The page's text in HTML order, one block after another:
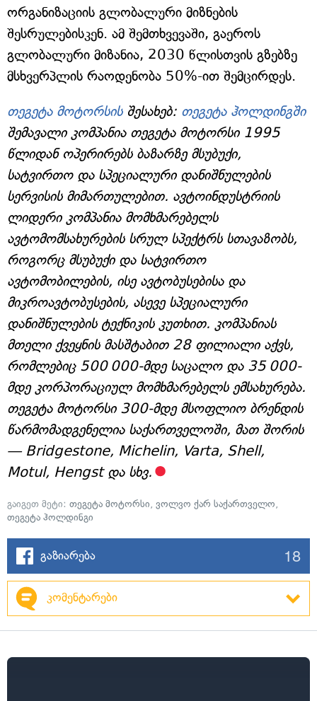
ორგანიზაციის გლობალური მიზნების
შესრულებისკენ. ამ შემთხვევაში, გაეროს
გლობალური მიზანია, 2030 წლისთვის გზებზე
მსხვერპლის რაოდენობა 50%-ით შემცირდეს.
თეგეტა მოტორსის შესახებ: თეგეტა ჰოლდინგში
შემავალი კომპანია თეგეტა მოტორსი 1995
წლიდან ოპერირებს ბაზარზე მსუბუქი,
სატვირთო და სპეციალური დანიშნულების
სერვისის მიმართულებით. ავტოინდუსტრიის
ლიდერი კომპანია მომხმარებელს
ავტომომსახურების სრულ სპექტრს სთავაზობს,
როგორც მსუბუქი და სატვირთო
ავტომობილების, ისე ავტობუსებისა და
მიკროავტობუსების, ასევე სპეციალური
დანიშნულების ტექნიკის კუთხით. კომპანიას
მთელი ქვეყნის მასშტაბით 28 ფილიალი აქვს,
რომლებიც 500 000-მდე საცალო და 35 000-
მდე კორპორაციულ მომხმარებელს ემსახურება.
თეგეტა მოტორსი 300-მდე მსოფლიო ბრენდის
წარმომადგენელია საქართველოში, მათ შორის
— Bridgestone, Michelin, Varta, Shell,
Motul, Hengst და სხვ.
გაიგეთ მეტი: თეგეტა მოტორსი, ვოლვო ქარ საქართველო,
თეგეტა ჰოლდინგი
გაზიარება 18
კომენტარები